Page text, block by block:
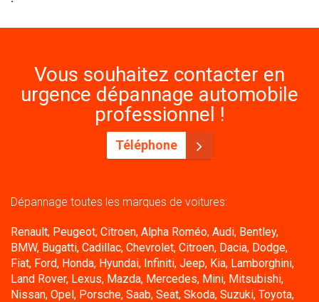
Vous souhaitez contacter en
urgence dépannage automobile
professionnel !
Téléphone
Dépannage toutes les marques de voitures:
Renault, Peugeot, Citroen, Alpha Roméo, Audi, Bentley,
BMW, Bugatti, Cadillac, Chevrolet, Citroen, Dacia, Dodge,
Fiat, Ford, Honda, Hyundai, Infiniti, Jeep, Kia, Lamborghini,
Land Rover, Lexus, Mazda, Mercedes, Mini, Mitsubishi,
Nissan, Opel, Porsche, Saab, Seat, Skoda, Suzuki, Toyota,